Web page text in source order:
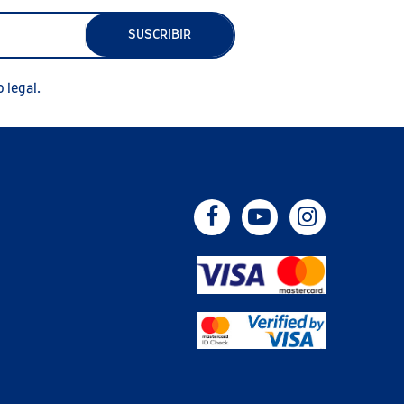
SUSCRIBIR
legal.